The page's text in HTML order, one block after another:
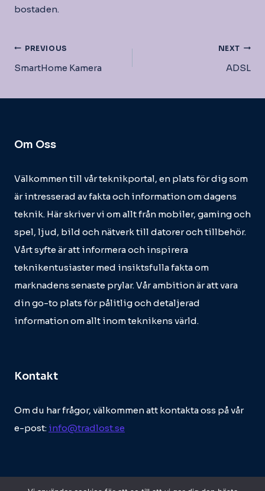
bostaden.
Inläggsnavigering
PREVIOUS
SmartHome Kamera
NEXT
ADSL
Om Oss
Välkommen till vår teknikportal, en plats för dig som
är intresserad av fakta och information om dagens
teknik. Här skriver vi om allt från mobiler, gaming och
spel, ljud, bild och nätverk till datorer och tillbehör.
Vårt syfte är att informera och inspirera
teknikentusiaster med insiktsfulla fakta om
marknadens senaste prylar. Vår ambition är att vara
din go-to plats för pålitlig och detaljerad
information om allt inom teknikens värld.
Kontakt
Om du har frågor, välkommen att kontakta oss på vår
e-post: info@tradlost.se